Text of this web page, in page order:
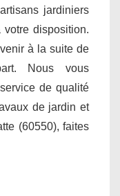
jardiniers
disposition.
à la suite de
Nous vous
de qualité
de jardin et
(60550), faites